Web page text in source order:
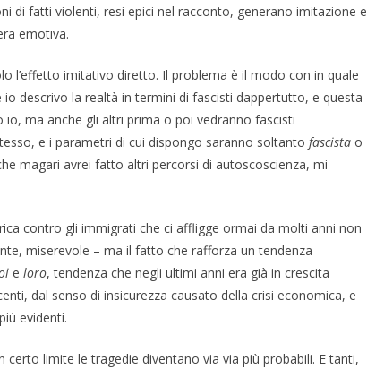
di fatti violenti, resi epici nel racconto, generano imitazione e
emotiva.
l’effetto imitativo diretto. Il problema è il modo con in quale
descrivo la realtà in termini di fascisti dappertutto, e questa
ma anche gli altri prima o poi vedranno fascisti
e i parametri di cui dispongo saranno soltanto fascista o
magari avrei fatto altri percorsi di autoscoscienza, mi
contro gli immigrati che ci affligge ormai da molti anni non
miserevole – ma il fatto che rafforza un tendenza
e loro, tendenza che negli ultimi anni era già in crescita
dal senso di insicurezza causato della crisi economica, e
evidenti.
certo limite le tragedie diventano via via più probabili. E tanti,